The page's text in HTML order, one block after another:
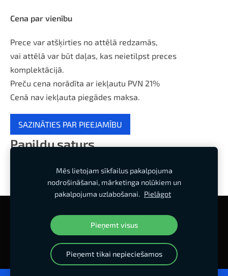
Papildu saturs
Cena par vienību
Prece var atšķirties no attēlā redzamās,
vai attēlā var būt daļas, kas neietilpst preces
komplektācijā.
Preču cena norādīta ar iekļautu PVN 21%
Cenā nav iekļauta piegādes maksa.
SAZINĀTIES PAR PIEEJAMĪBU
Sīkdatnes
Mājas lapa izstrādes stadijā
Mēs lietojam sīkfailus pakalpojuma
nodrošināšanai, mārketinga nolūkiem un
pakalpojuma uzlabošanai. Pielāgot
Pieņemt visus
Pieņemt tikai nepieciešamos